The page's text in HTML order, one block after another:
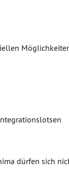
dürfen sich